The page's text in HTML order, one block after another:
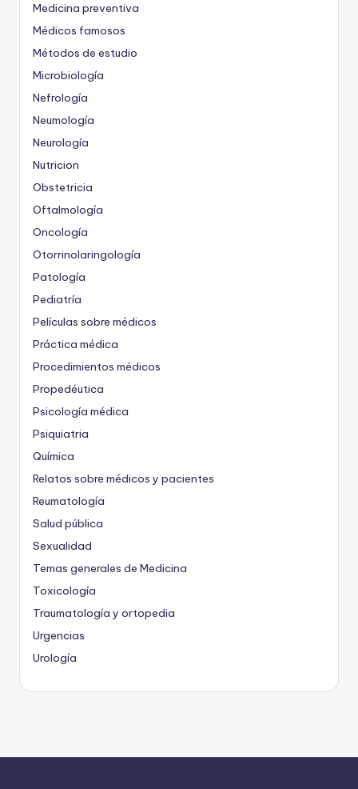
Medicina preventiva
Médicos famosos
Métodos de estudio
Microbiología
Nefrología
Neumología
Neurología
Nutricion
Obstetricia
Oftalmología
Oncología
Otorrinolaringología
Patología
Pediatría
Películas sobre médicos
Práctica médica
Procedimientos médicos
Propedéutica
Psicología médica
Psiquiatria
Química
Relatos sobre médicos y pacientes
Reumatología
Salud pública
Sexualidad
Temas generales de Medicina
Toxicología
Traumatología y ortopedia
Urgencias
Urología